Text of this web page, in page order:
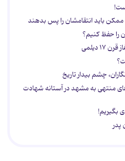
را حفظ کنیم؟
دیلمی
چشم بیدار تاریخ
منتهی به مشهد در آستانه شهادت
بگیریم!
پدر